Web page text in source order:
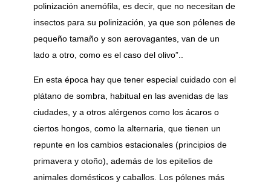
polinización anemófila, es decir, que no necesitan de
insectos para su polinización, ya que son pólenes de
pequeño tamaño y son aerovagantes, van de un
lado a otro, como es el caso del olivo”..
En esta época hay que tener especial cuidado con el
plátano de sombra, habitual en las avenidas de las
ciudades, y a otros alérgenos como los ácaros o
ciertos hongos, como la alternaria, que tienen un
repunte en los cambios estacionales (principios de
primavera y otoño), además de los epitelios de
animales domésticos y caballos. Los pólenes más